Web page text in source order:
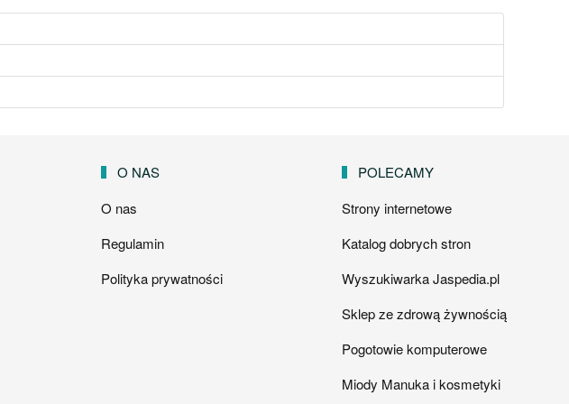
O NAS
O nas
Regulamin
Polityka prywatności
POLECAMY
Strony internetowe
Katalog dobrych stron
Wyszukiwarka Jaspedia.pl
Sklep ze zdrową żywnością
Pogotowie komputerowe
Miody Manuka i kosmetyki